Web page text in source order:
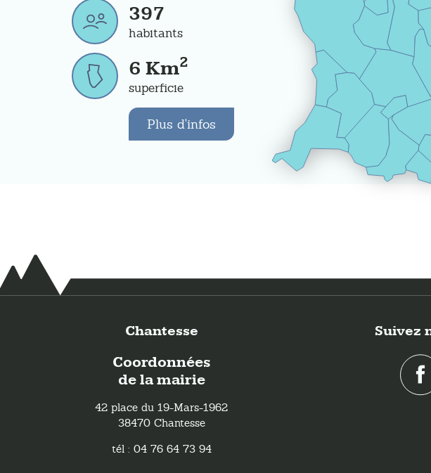
397
habitants
6 Km2
superficie
Plus d'infos
Chantesse
Coordonnées
de la mairie
42 place du 19-Mars-1962
38470 Chantesse
tél : 04 76 64 73 94
Suivez